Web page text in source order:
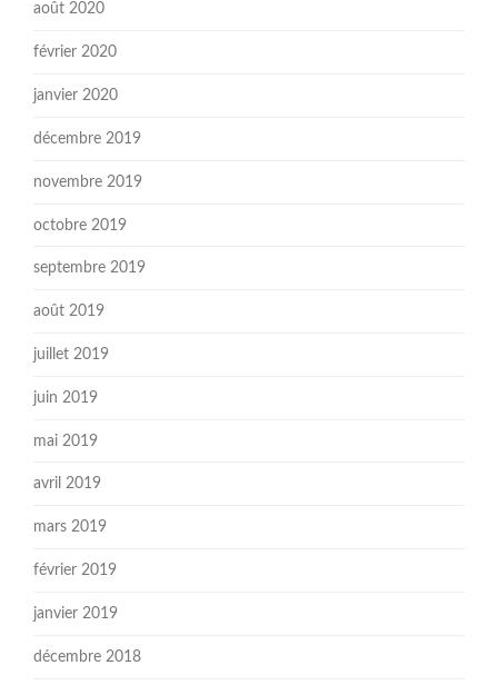
août 2020
février 2020
janvier 2020
décembre 2019
novembre 2019
octobre 2019
septembre 2019
août 2019
juillet 2019
juin 2019
mai 2019
avril 2019
mars 2019
février 2019
janvier 2019
décembre 2018